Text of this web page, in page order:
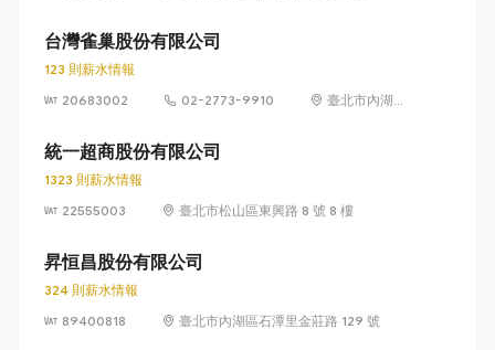
台灣雀巢股份有限公司
123 則薪水情報
20683002
02-2773-9910
臺北市內湖區
統一超商股份有限公司
1323 則薪水情報
22555003
臺北市松山區東興路 8 號 8 樓
昇恒昌股份有限公司
324 則薪水情報
89400818
臺北市內湖區石潭里金莊路 129 號